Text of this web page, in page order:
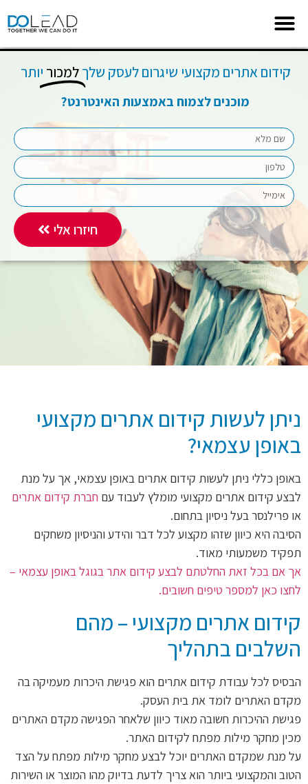
קידום אתרים מקצועי שיגרום לעסק שלך למכור יותר ​
מוכנים לצמוח באמצעות האינטרנט?
חיזרו אלי
ניתן לעשות קידום אתרים מקצועי
באופן עצמאי?
באופן כללי ניתן לעשות קידום אתרים באופן עצמאי, אך על מנת
לבצע קידום אתרים מקצועי מומלץ לעבוד עם חברת קידום אתרים
או פרילנסר בעל ניסיון בתחום.
הסיבה היא כיוון שזהו מקצוע לכל דבר והידע והניסיון משחקים
תפקיד משמעותי מאוד.
אך אם בכל זאת החלטתם לבצע קידום אתר בגוגל באופן עצמאי –
לחצו כאן למספר טיפים חשובים.
קידום אתרים מקצועי – מהם
השלבים בתהליך
הבסיס לכל עבודת קידום אתרים הוא פגישת היכרות מעמיקה בה
מקדם האתרים לומד את בית העסק.
פגישת ההיכרות חשובה מאוד כיוון שלאחר הפגישה מקדם האתרים
מכין מחקר מילות מפתח לקידום האתר.
על מנת שמקדם האתרים יוכל לבצע מחקר מילות מפתח על הצד
הטוב והמקצועי ביותר הוא צריך לדעת בדיוק מהו המוצר או השירות